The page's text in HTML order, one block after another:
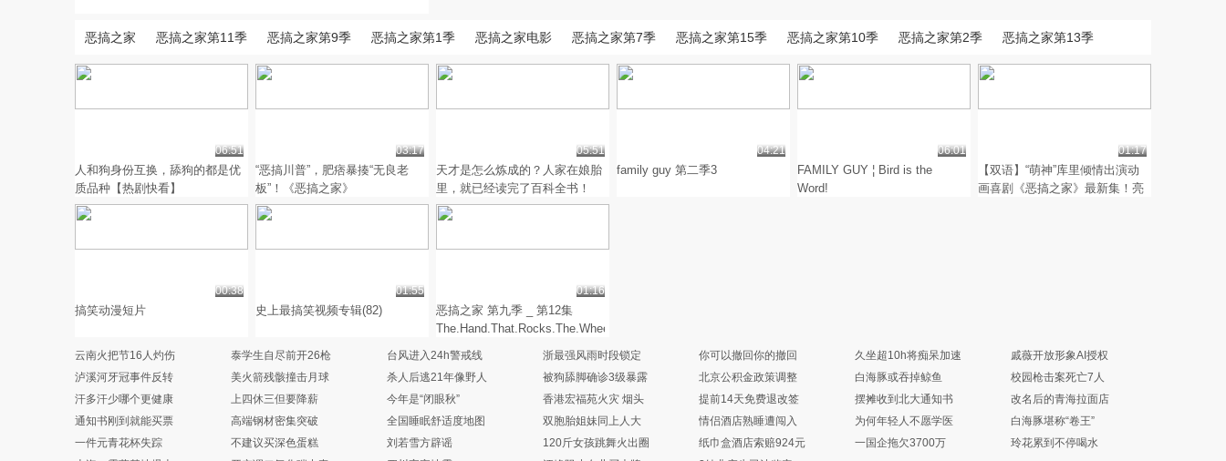
恶搞之家 恶搞之家第11季 恶搞之家第9季 恶搞之家第1季 恶搞之家电影 恶搞之家第7季 恶搞之家第15季 恶搞之家第10季 恶搞之家第2季 恶搞之家第13季
06:51
人和狗身份互换，舔狗的都是优
质品种【热剧快看】
03:17
“恶搞川普”，肥痞暴揍“无良老
板”！《恶搞之家》
05:51
天才是怎么炼成的？人家在娘胎
里，就已经读完了百科全书！
04:21
family guy 第二季3
06:01
FAMILY GUY ¦ Bird is the
Word!
01:17
【双语】“萌神”库里倾情出演动
画喜剧《恶搞之家》最新集！亮
00:38
搞笑动漫短片
01:55
史上最搞笑视频专辑(82)
01:16
恶搞之家 第九季 _ 第12集
The.Hand.That.Rocks.The.Wheelchair[超
清版]
云南火把节16人灼伤 泰学生自尽前开26枪 台风进入24h警戒线 浙最强风雨时段锁定 你可以撤回你的撤回 久坐超10h将痴呆加速
戚薇开放形象AI授权
泸溪河牙冠事件反转
美火箭残骸撞击月球 杀人后逃21年像野人 被狗舔脚确诊3级暴露 北京公积金政策调整 白海豚或吞掉鲸鱼
校园枪击案死亡7人
汗多汗少哪个更健康
上四休三但要降薪 今年是“闭眼秋” 香港宏福苑火灾 烟头 提前14天免费退改签 摆摊收到北大通知书
改名后的青海拉面店
通知书刚到就能买票
高端钢材密集突破 全国睡眠舒适度地图 双胞胎姐妹同上人大 情侣酒店熟睡遭闯入 为何年轻人不愿学医
白海豚堪称“卷王”
一件元青花杯失踪
不建议买深色蛋糕 刘若雪方辟谣 120斤女孩跳舞火出圈 纸巾盒酒店索赔924元 一国企拖欠3700万
玲花累到不停喝水